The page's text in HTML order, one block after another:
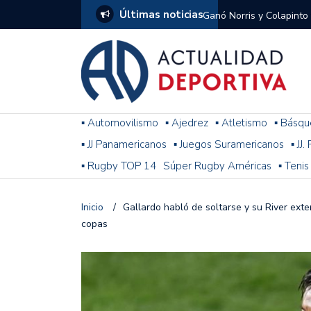
Últimas noticiasGanó Norris y
1
El penal de Barracas
Monumental
Se jugó una nueva
Arrancó el Torneo
Franco Colapinto giró
Racing le ganó a
omitió un penal de Sosa
▪ Automovilismo ▪ Ajedrez ▪ Atletismo ▪
▪ JJ Panamericanos ▪ Juegos Suramericanos ▪
▪ Rugby TOP 14 Súper Rugby Américas ▪ Tenis
Inicio / Gallardo habló de soltarse y su River
copas